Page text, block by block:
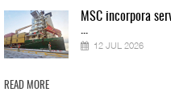
MSC incorpora
12 JUL 2026
READ MORE